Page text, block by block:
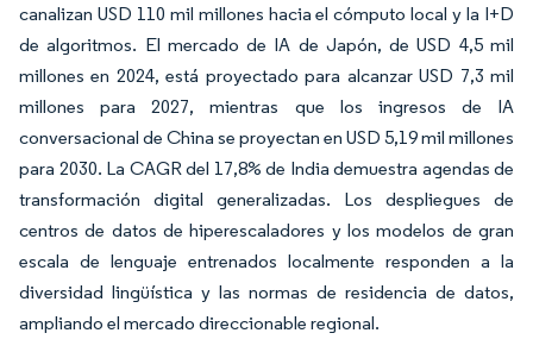
canalizan USD 110 mil millones hacia el cómputo local y la I+D
de algoritmos. El mercado de IA de Japón, de USD 4,5 mil
millones en 2024, está proyectado para alcanzar USD 7,3 mil
millones para 2027, mientras que los ingresos de IA
conversacional de China se proyectan en USD 5,19 mil millones
para 2030. La CAGR del 17,8% de India demuestra agendas de
transformación digital generalizadas. Los despliegues de
centros de datos de hiperescaladores y los modelos de gran
escala de lenguaje entrenados localmente responden a la
diversidad lingüística y las normas de residencia de datos,
ampliando el mercado direccionable regional.